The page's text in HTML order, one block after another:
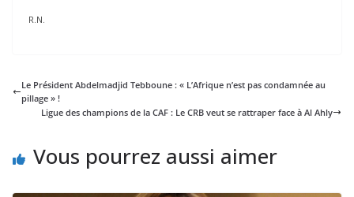
R.N.
Le Président Abdelmadjid Tebboune : « L’Afrique n’est pas condamnée au
pillage » !
Ligue des champions de la CAF : Le CRB veut se rattraper face à Al Ahly
Vous pourrez aussi aimer